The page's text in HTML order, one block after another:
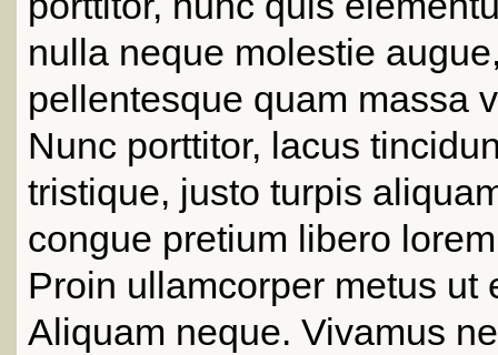
nulla neque molestie
pellentesque quam massa
Nunc porttitor, lacus
tristique, justo turpis
congue pretium libero
Proin ullamcorper metus ut
Aliquam neque. Vivamus